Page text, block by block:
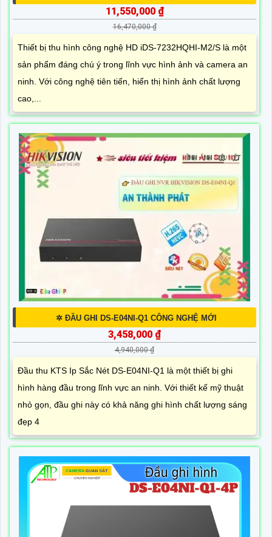
11,550,000 ₫
16,470,000 ₫
Thiết bị thu hình công nghệ HD iDS-7232HQHI-M2/S là một
sản phẩm đáng chú ý trong lĩnh vực hình ảnh và camera an
ninh. Với công nghệ tiên tiến, hiển thị hình ảnh chất lượng
cao,...
✲ ĐẦU GHI DS-E04NI-Q1 CÔNG NGHỆ MỚI
3,458,000 ₫
4,940,000 ₫
Đầu thu KTS Ip Sắc Nét DS-E04NI-Q1 là một thiết bị ghi
hình hàng đầu trong lĩnh vực an ninh. Với thiết kế mỹ thuật
nhỏ gọn, đầu ghi này có khả năng ghi hình chất lượng sáng
đẹp 4